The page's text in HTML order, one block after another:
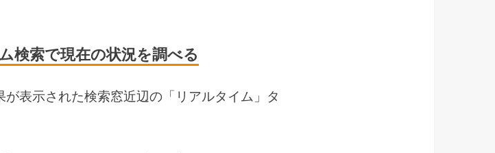
検索で現在の状況を調べる
表示された検索窓近辺の「リアルタイム」タ